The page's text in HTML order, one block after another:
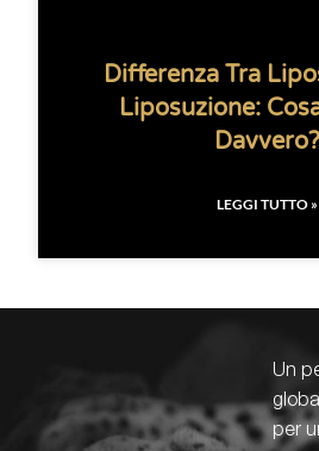
Differenza Tra
Liposuzione:
Davvero?
LEGGI TUTTO »
Un
per